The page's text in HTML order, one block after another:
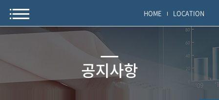
HOME LOCATION
공지사항